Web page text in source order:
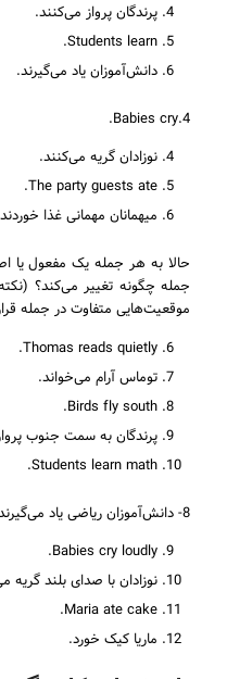
پرندگان پرواز می‌کنند.
Students learn.
دانش‌آموزان یاد می‌گیرند.
4.Babies cry.
نوزادان گریه می‌کنند.
The party guests ate.
میهمانان مهمانی غذا
حالا به هر جمله یک مفعول یا
جمله چگونه تغییر می‌کند؟
موقعیت‌هایی متفاوت در جمله
Thomas reads quietly.
توماس آرام می‌خواند.
Birds fly south.
پرندگان به سمت جنوب
Students learn math.
8- دانش‌آموزان ریاضی یاد می‌گیرند.
Babies cry loudly.
نوزادان با صدای بلند گریه
Maria ate cake.
ماریا کیک خورد.